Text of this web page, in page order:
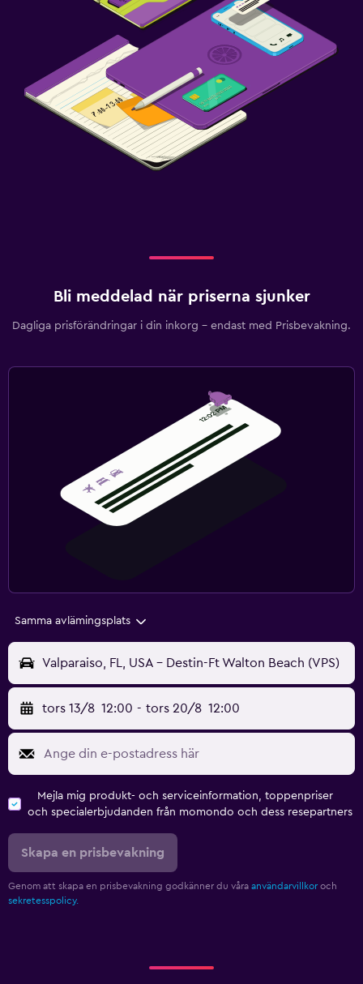
Bli meddelad när priserna sjunker
Dagliga prisförändringar i din inkorg – endast med Prisbevakning.
Samma avlämingsplats
Valparaiso, FL, USA - Destin-Ft Walton Beach (VPS)
tors 13/8 12:00 - tors 20/8 12:00
Mejla mig produkt- och serviceinformation, toppenpriser
och specialerbjudanden från momondo och dess resepartners
Skapa en prisbevakning
Genom att skapa en prisbevakning godkänner du våra användarvillkor och
sekretesspolicy.